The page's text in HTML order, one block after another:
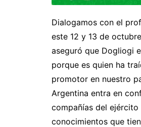
Dialogamos con el
este 12 y 13 de
aseguró que Dogliogi
porque es quien ha
promotor en nuestro
Argentina entra en
compañías del
conocimientos que